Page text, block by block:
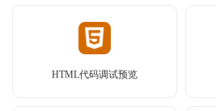
HTML代码调试预览